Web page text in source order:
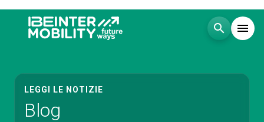
search menu
Menù arrow_right
Visita
LEGGI LE NOTIZIE
Blog